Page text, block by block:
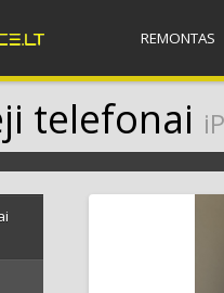
REMONTAS
telefonai